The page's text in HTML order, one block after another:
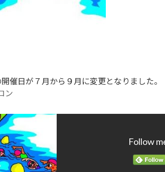
日が７月から９月に変更となりました。
ン
Follow